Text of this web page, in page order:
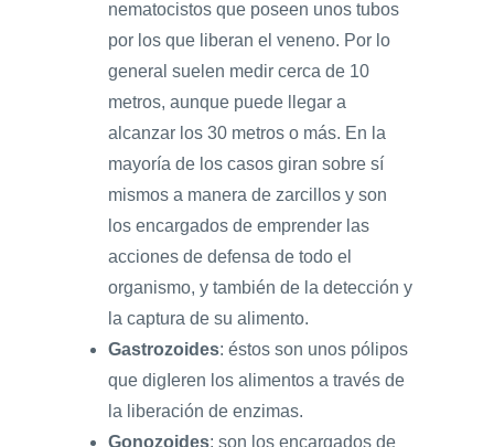
nematocistos que poseen unos tubos
por los que liberan el veneno. Por lo
general suelen medir cerca de 10
metros, aunque puede llegar a
alcanzar los 30 metros o más. En la
mayoría de los casos giran sobre sí
mismos a manera de zarcillos y son
los encargados de emprender las
acciones de defensa de todo el
organismo, y también de la detección y
la captura de su alimento.
Gastrozoides: éstos son unos pólipos
que digIeren los alimentos a través de
la liberación de enzimas.
Gonozoides: son los encargados de